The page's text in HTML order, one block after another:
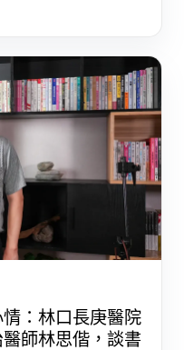
：林口長庚醫院
師林思偕，談書